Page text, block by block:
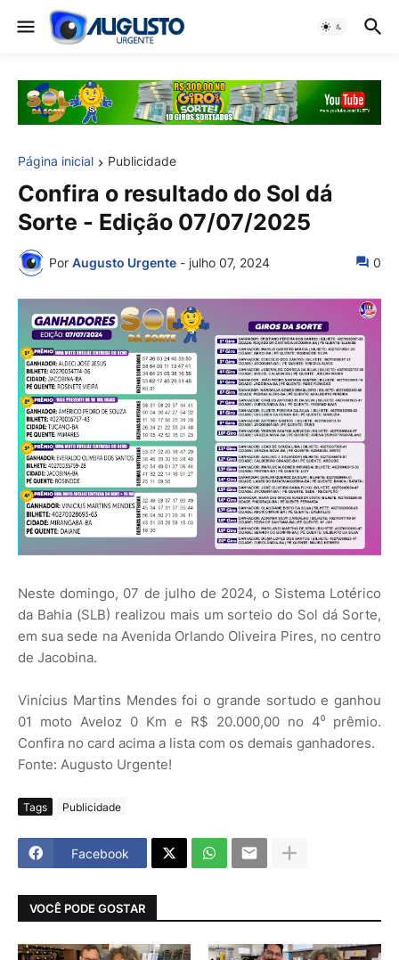
Página inicial Publicidade
Confira o resultado do Sol dá
Sorte - Edição 07/07/2025
Por Augusto Urgente - julho 07, 2024 0
Neste domingo, 07 de julho de 2024, o Sistema Lotérico
da Bahia (SLB) realizou mais um sorteio do Sol dá Sorte,
em sua sede na Avenida Orlando Oliveira Pires, no centro
de Jacobina.
Vinícius Martins Mendes foi o grande sortudo e ganhou
01 moto Aveloz 0 Km e R$ 20.000,00 no 4⁰ prêmio.
Confira no card acima a lista com os demais ganhadores.
Fonte: Augusto Urgente!
Tags Publicidade
Facebook
VOCÊ PODE GOSTAR